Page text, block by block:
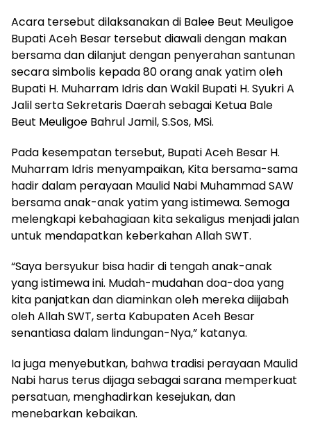
Acara tersebut dilaksanakan di Balee Beut Meuligoe
Bupati Aceh Besar tersebut diawali dengan makan
bersama dan dilanjut dengan penyerahan santunan
secara simbolis kepada 80 orang anak yatim oleh
Bupati H. Muharram Idris dan Wakil Bupati H. Syukri A
Jalil serta Sekretaris Daerah sebagai Ketua Bale
Beut Meuligoe Bahrul Jamil, S.Sos, MSi.
Pada kesempatan tersebut, Bupati Aceh Besar H.
Muharram Idris menyampaikan, Kita bersama-sama
hadir dalam perayaan Maulid Nabi Muhammad SAW
bersama anak-anak yatim yang istimewa. Semoga
melengkapi kebahagiaan kita sekaligus menjadi jalan
untuk mendapatkan keberkahan Allah SWT.
“Saya bersyukur bisa hadir di tengah anak-anak
yang istimewa ini. Mudah-mudahan doa-doa yang
kita panjatkan dan diaminkan oleh mereka diijabah
oleh Allah SWT, serta Kabupaten Aceh Besar
senantiasa dalam lindungan-Nya,” katanya.
Ia juga menyebutkan, bahwa tradisi perayaan Maulid
Nabi harus terus dijaga sebagai sarana memperkuat
persatuan, menghadirkan kesejukan, dan
menebarkan kebaikan.